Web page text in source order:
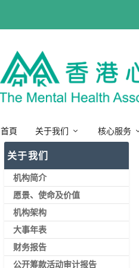
首頁 关于我们 核心服务
关于我们
机构简介
愿景、使命及价值
机构架构
大事年表
财务报告
公开筹款活动审计报告